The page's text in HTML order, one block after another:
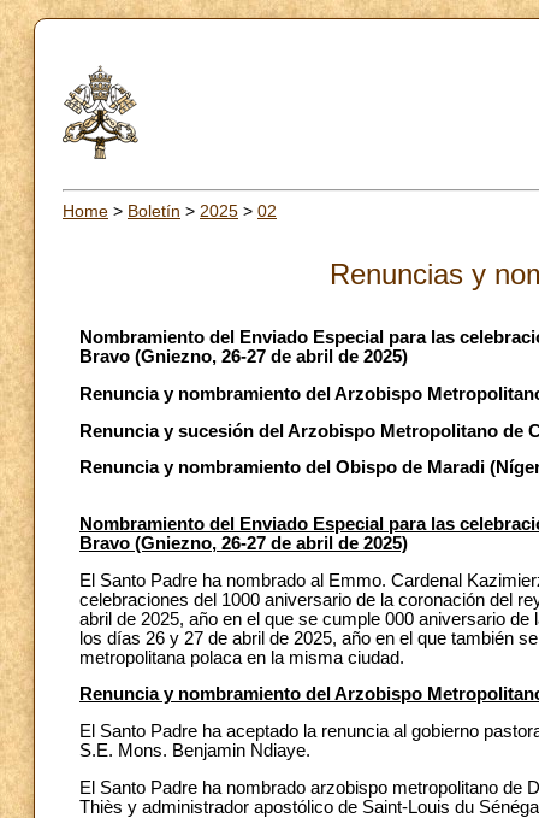
Home > Boletín > 2025 > 02
Renuncias y
Nombramiento del Enviado Especial para las
Bravo (Gniezno, 26-27 de abril de 2025)
Renuncia y nombramiento del Arzobispo
Renuncia y sucesión del Arzobispo Metropolitano de
Renuncia y nombramiento del Obispo de Maradi
Nombramiento del Enviado Especial para las
Bravo (Gniezno, 26-27 de abril de 2025)
El Santo Padre ha nombrado al Emmo. Cardenal
celebraciones del 1000 aniversario de la coronación del
abril de 2025, año en el que se cumple 000 aniversario
los días 26 y 27 de abril de 2025, año en el que también
metropolitana polaca en la misma ciudad.
Renuncia y nombramiento del Arzobispo
El Santo Padre ha aceptado la renuncia al gobierno
S.E. Mons. Benjamin Ndiaye.
El Santo Padre ha nombrado arzobispo metropolitano de
Thiès y administrador apostólico de Saint-Louis du